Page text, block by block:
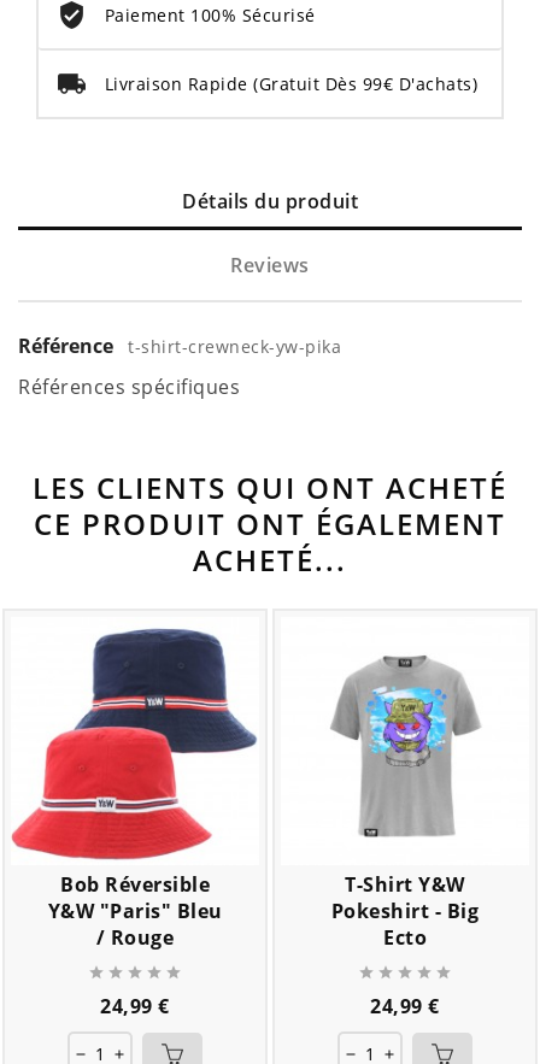
Paiement 100% Sécurisé
Livraison Rapide (Gratuit Dès 99€ D'achats)
Détails du produit
Reviews
Référence t-shirt-crewneck-yw-pika
Références spécifiques
LES CLIENTS QUI ONT ACHETÉ
CE PRODUIT ONT ÉGALEMENT
ACHETÉ...
Bob Réversible
Y&W "Paris" Bleu
/ Rouge
    
24,99 €Prix
remove add
T-Shirt Y&W
Pokeshirt - Big
Ecto
    
24,99 €Prix
remove add